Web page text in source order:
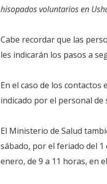
hisopados voluntarios en
Cabe recordar que las
les indicarán los pasos a
En el caso de los
indicado por el personal de
El Ministerio de Salud
sábado, por el feriado del
enero, de 9 a 11 horas, en